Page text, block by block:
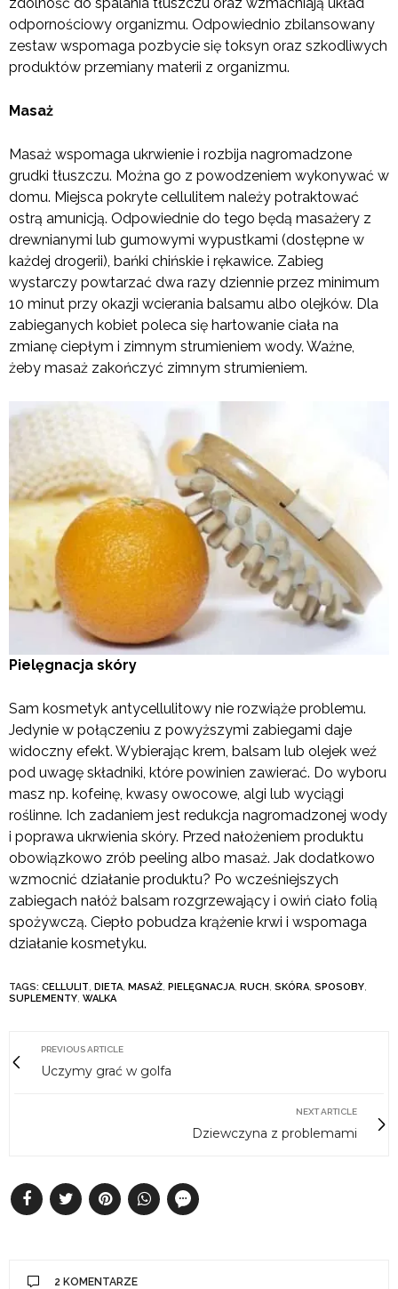
odpornościowy organizmu. Odpowiednio zbilansowany
zestaw wspomaga pozbycie się toksyn oraz szkodliwych
produktów przemiany materii z organizmu.
Masaż
Masaż wspomaga ukrwienie i rozbija nagromadzone
grudki tłuszczu. Można go z powodzeniem wykonywać w
domu. Miejsca pokryte cellulitem należy potraktować
ostrą amunicją. Odpowiednie do tego będą masażery z
drewnianymi lub gumowymi wypustkami (dostępne w
każdej drogerii), bańki chińskie i rękawice. Zabieg
wystarczy powtarzać dwa razy dziennie przez minimum
10 minut przy okazji wcierania balsamu albo olejków. Dla
zabieganych kobiet poleca się hartowanie ciała na
zmianę ciepłym i zimnym strumieniem wody. Ważne,
żeby masaż zakończyć zimnym strumieniem.
Pielęgnacja skóry
Sam kosmetyk antycellulitowy nie rozwiąże problemu.
Jedynie w połączeniu z powyższymi zabiegami daje
widoczny efekt. Wybierając krem, balsam lub olejek weź
pod uwagę składniki, które powinien zawierać. Do wyboru
masz np. kofeinę, kwasy owocowe, algi lub wyciągi
roślinne. Ich zadaniem jest redukcja nagromadzonej wody
i poprawa ukrwienia skóry. Przed nałożeniem produktu
obowiązkowo zrób peeling albo masaż. Jak dodatkowo
wzmocnić działanie produktu? Po wcześniejszych
zabiegach nałóż balsam rozgrzewający i owiń ciało folią
spożywczą. Ciepło pobudza krążenie krwi i wspomaga
działanie kosmetyku.
TAGS: CELLULIT, DIETA, MASAŻ, PIELĘGNACJA, RUCH, SKÓRA, SPOSOBY,
SUPLEMENTY, WALKA
PREVIOUS ARTICLE
Uczymy grać w golfa
NEXT ARTICLE
Dziewczyna z problemami
2 KOMENTARZE